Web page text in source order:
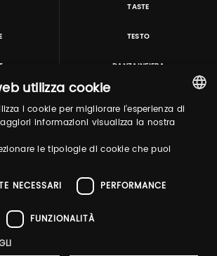
TASTE
TESTO
DANZAINFIERA
TUTORING & CONSULTING
CF 03443240480 Capitale sociale 648.457 € N° iscriz. Reg.
ITALIAN
utilizza cookie
i cookie per migliorare l'esperienza di
informazioni visualizza la nostra
le tipologie di cookie che puoi
NECESSARI
PERFORMANCE
FUNZIONALITÀ